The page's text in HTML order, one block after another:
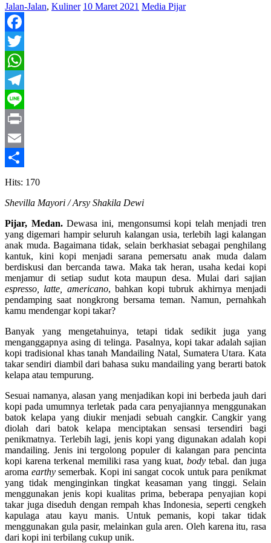
Jalan-Jalan, Kuliner 10 Maret 2021 Media Pijar
Facebook
Twitter
WhatsApp
Telegram
Line
Print
Email
Share
Hits: 170
Shevilla Mayori / Arsy Shakila Dewi
Pijar, Medan.Dewasa ini, mengonsumsi kopi telah menjadi tren
yang digemari hampir seluruh kalangan usia, terlebih lagi kalangan
anak muda. Bagaimana tidak, selain berkhasiat sebagai penghilang
kantuk, kini kopi menjadi sarana pemersatu anak muda dalam
berdiskusi dan bercanda tawa. Maka tak heran, usaha kedai kopi
menjamur di setiap sudut kota maupun desa. Mulai dari sajian
espresso, latte, americano, bahkan kopi tubruk akhirnya menjadi
pendamping saat nongkrong bersama teman. Namun, pernahkah
kamu mendengar kopi takar?
Banyak yang mengetahuinya, tetapi tidak sedikit juga yang
menganggapnya asing di telinga. Pasalnya, kopi takar adalah sajian
kopi tradisional khas tanah Mandailing Natal, Sumatera Utara. Kata
takar sendiri diambil dari bahasa suku mandailing yang berarti batok
kelapa atau tempurung.
Sesuai namanya, alasan yang menjadikan kopi ini berbeda jauh dari
kopi pada umumnya terletak pada cara penyajiannya menggunakan
batok kelapa yang diukir menjadi sebuah cangkir. Cangkir yang
diolah dari batok kelapa menciptakan sensasi tersendiri bagi
penikmatnya. Terlebih lagi, jenis kopi yang digunakan adalah kopi
mandailing. Jenis ini tergolong populer di kalangan para pencinta
kopi karena terkenal memiliki rasa yang kuat, bodytebal. dan juga
aroma earthysemerbak. Kopi ini sangat cocok untuk para penikmat
yang tidak menginginkan tingkat keasaman yang tinggi. Selain
menggunakan jenis kopi kualitas prima, beberapa penyajian kopi
takar juga diseduh dengan rempah khas Indonesia, seperti cengkeh
kapulaga atau kayu manis. Untuk pemanis, kopi takar tidak
menggunakan gula pasir, melainkan gula aren. Oleh karena itu, rasa
dari kopi ini terbilang cukup unik.